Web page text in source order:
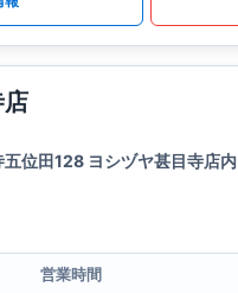
位田128 ヨシヅヤ甚目寺店内
営業時間